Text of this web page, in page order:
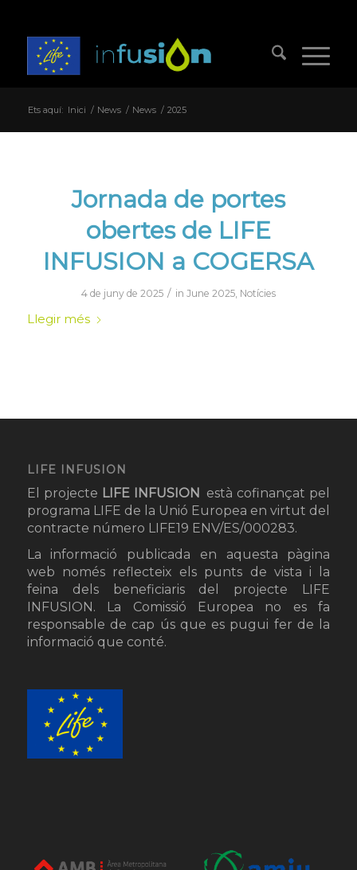
Ets aquí: Inici / News / News / 2025
Jornada de portes
obertes de LIFE
INFUSION a COGERSA
4 de juny de 2025 / in June 2025, Notícies
Llegir més
LIFE INFUSION
El projecte LIFE INFUSION
està cofinançat pel
programa LIFE de la Unió Europea en virtut del
contracte número LIFE19 ENV/ES/000283.
La informació publicada en aquesta pàgina
web només reflecteix els punts de vista i la
feina dels beneficiaris del projecte LIFE
INFUSION. La Comissió Europea no es fa
responsable de cap ús que es pugui fer de la
informació que conté.